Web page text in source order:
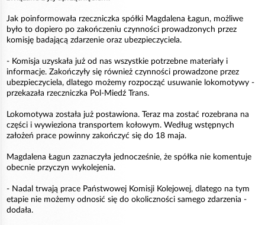
Jak poinformowała rzeczniczka spółki Magdalena Łagun, możliwe
było to dopiero po zakończeniu czynności prowadzonych przez
komisję badającą zdarzenie oraz ubezpieczyciela.
- Komisja uzyskała już od nas wszystkie potrzebne materiały i
informacje. Zakończyły się również czynności prowadzone przez
ubezpieczyciela, dlatego możemy rozpocząć usuwanie lokomotywy -
przekazała rzeczniczka Pol-Miedź Trans.
Lokomotywa została już postawiona. Teraz ma zostać rozebrana na
części i wywieziona transportem kołowym. Według wstępnych
założeń prace powinny zakończyć się do 18 maja.
Magdalena Łagun zaznaczyła jednocześnie, że spółka nie komentuje
obecnie przyczyn wykolejenia.
- Nadal trwają prace Państwowej Komisji Kolejowej, dlatego na tym
etapie nie możemy odnosić się do okoliczności samego zdarzenia -
dodała.